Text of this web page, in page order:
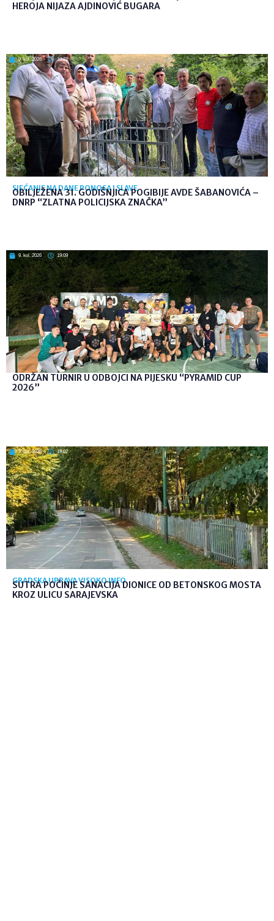
HEROJA NIJAZA AJDINOVIĆ BUGARA
9. kol. 2026 19:21
SJEĆANJE NA DANE PONOSA I SLAVE
OBILJEŽENA 31. GODIŠNJICA POGIBIJE AVDE ŠABANOVIĆA –
DNRP “ZLATNA POLICIJSKA ZNAČKA”
9. kol. 2026 19:09
ODRŽAN TURNIR U ODBOJCI NA PIJESKU “PYRAMID CUP
2026”
9. kol. 2026 19:02
GRADSKA UPRAVA VISOKO INFO
SUTRA POČINJE SANACIJA DIONICE OD BETONSKOG MOSTA
KROZ ULICU SARAJEVSKA